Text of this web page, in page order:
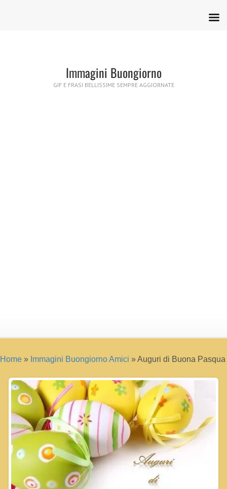
Immagini Buongiorno
GIF E FRASI BELLISSIME SEMPRE AGGIORNATE
Home » Immagini Buongiorno Amici »Auguri di Buona Pasqua